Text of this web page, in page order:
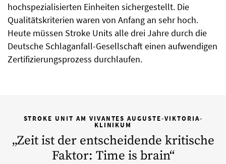
hochspezialisierten Einheiten sichergestellt. Die
Qualitätskriterien waren von Anfang an sehr hoch.
Heute müssen Stroke Units alle drei Jahre durch die
Deutsche Schlaganfall-Gesellschaft einen aufwendigen
Zertifizierungsprozess durchlaufen.
STROKE UNIT AM VIVANTES AUGUSTE-VIKTORIA-
KLINIKUM
„Zeit ist der entscheidende kritische
Faktor: Time is brain“